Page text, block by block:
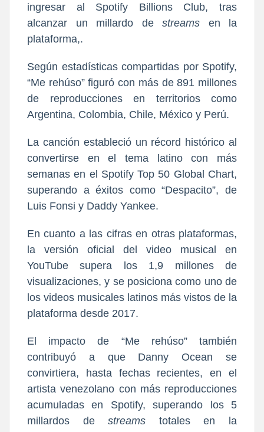
ingresar al
Spotify Billions Club, tras
alcanzar un millardo de
streams
en la
plataforma,.
Según estadísticas compartidas por Spotify,
“Me rehúso” figuró con más de 891 millones
de reproducciones en territorios como
Argentina, Colombia, Chile, México y Perú.
La canción estableció un récord histórico al
convertirse en el tema latino con más
semanas en el Spotify Top 50 Global Chart,
superando a éxitos como “Despacito”, de
Luis Fonsi y Daddy Yankee.
En cuanto a las cifras en otras plataformas,
la versión oficial del video musical en
YouTube supera los
1,9 millones de
visualizaciones, y se posiciona como uno de
los videos musicales latinos más vistos de la
plataforma desde 2017.
El impacto de “Me rehúso” también
contribuyó a que Danny Ocean se
convirtiera, hasta fechas recientes, en
el
artista venezolano con más reproducciones
acumuladas en Spotify, superando los 5
millardos de
streams
totales en la